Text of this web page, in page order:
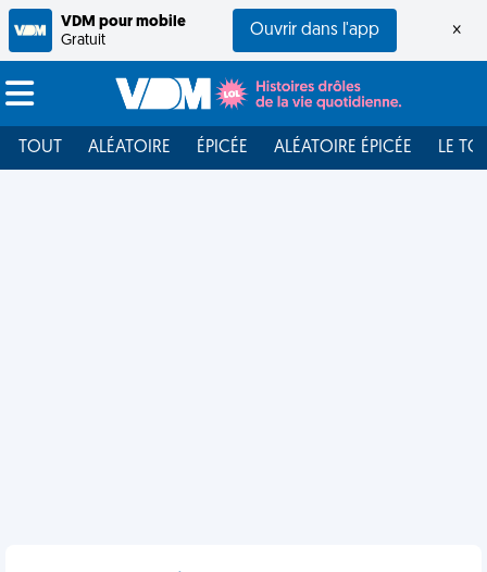
VDM pour mobile
Gratuit
Ouvrir dans l'app ×
TOUT ALÉATOIRE ÉPICÉE ALÉATOIRE ÉPICÉE LE